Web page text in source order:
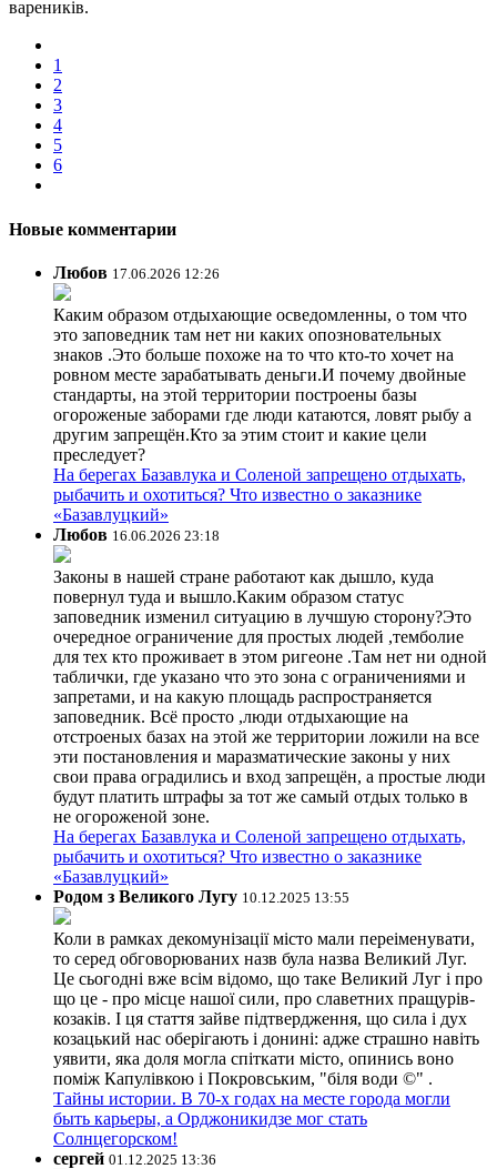
вареників.
1
2
3
4
5
6
Новые комментарии
Любов 17.06.2026 12:26
Каким образом отдыхающие осведомленны, о том что
это заповедник там нет ни каких опозновательных
знаков .Это больше похоже на то что кто-то хочет на
ровном месте зарабатывать деньги.И почему двойные
стандарты, на этой территории построены базы
огороженые заборами где люди катаются, ловят рыбу а
другим запрещён.Кто за этим стоит и какие цели
преследует?
На берегах Базавлука и Соленой запрещено отдыхать,
рыбачить и охотиться? Что известно о заказнике
«Базавлуцкий»
Любов 16.06.2026 23:18
Законы в нашей стране работают как дышло, куда
повернул туда и вышло.Каким образом статус
заповедник изменил ситуацию в лучшую сторону?Это
очередное ограничение для простых людей ,темболие
для тех кто проживает в этом ригеоне .Там нет ни одной
таблички, где указано что это зона с ограничениями и
запретами, и на какую площадь распространяется
заповедник. Всё просто ,люди отдыхающие на
отстроеных базах на этой же территории ложили на все
эти постановления и маразматические законы у них
свои права оградились и вход запрещён, а простые люди
будут платить штрафы за тот же самый отдых только в
не огороженой зоне.
На берегах Базавлука и Соленой запрещено отдыхать,
рыбачить и охотиться? Что известно о заказнике
«Базавлуцкий»
Родом з Великого Лугу 10.12.2025 13:55
Коли в рамках декомунізації місто мали переіменувати,
то серед обговорюваних назв була назва Великий Луг.
Це сьогодні вже всім відомо, що таке Великий Луг і про
що це - про місце нашої сили, про славетних пращурів-
козаків. І ця стаття зайве підтвердження, що сила і дух
козацький нас оберігають і донині: адже страшно навіть
уявити, яка доля могла спіткати місто, опинись воно
поміж Капулівкою і Покровським, "біля води ©" .
Тайны истории. В 70-х годах на месте города могли
быть карьеры, а Орджоникидзе мог стать
Солнцегорском!
сергей 01.12.2025 13:36